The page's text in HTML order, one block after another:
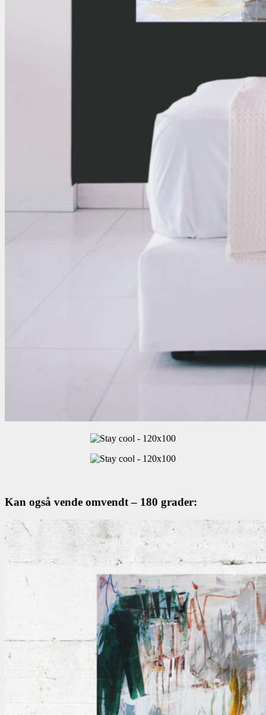
Kan også vende omvendt – 180 grader: